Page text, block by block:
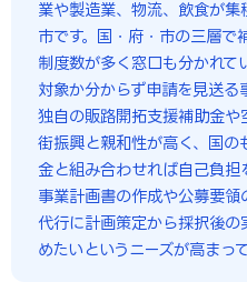
業や製造業、物流、飲食が
市です。国・府・市の三層で
制度数が多く窓口も分かれて
対象か分からず申請を見送る
独自の販路開拓支援補助金
街振興と親和性が高く、国
金と組み合わせれば自己負担
事業計画書の作成や公募要
代行に計画策定から採択後
めたいというニーズが高まって